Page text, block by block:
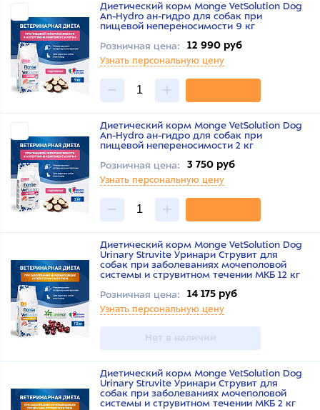
Диетический корм Monge VetSolution Dog
An-Hydro ан-гидро для собак при
пищевой непереносимости 9 кг
Розничная цена:
12 990 руб
Узнать персональную цену
Диетический корм Monge VetSolution Dog
An-Hydro ан-гидро для собак при
пищевой непереносимости 2 кг
Розничная цена:
3 750 руб
Узнать персональную цену
Диетический корм Monge VetSolution Dog
Urinary Struvite Уринари Струвит для
собак при заболеваниях мочеполовой
системы и струвитном течении МКБ 12 кг
Розничная цена:
14 175 руб
Узнать персональную цену
Нет в наличии
Диетический корм Monge VetSolution Dog
Urinary Struvite Уринари Струвит для
собак при заболеваниях мочеполовой
системы и струвитном течении МКБ 2 кг